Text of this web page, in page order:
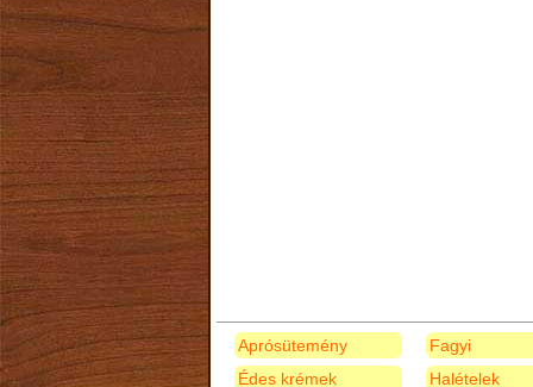
Aprósütemény
Édes krémek
Fagyi
Halételek